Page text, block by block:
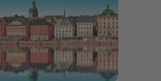
Bildergalerie öffnen